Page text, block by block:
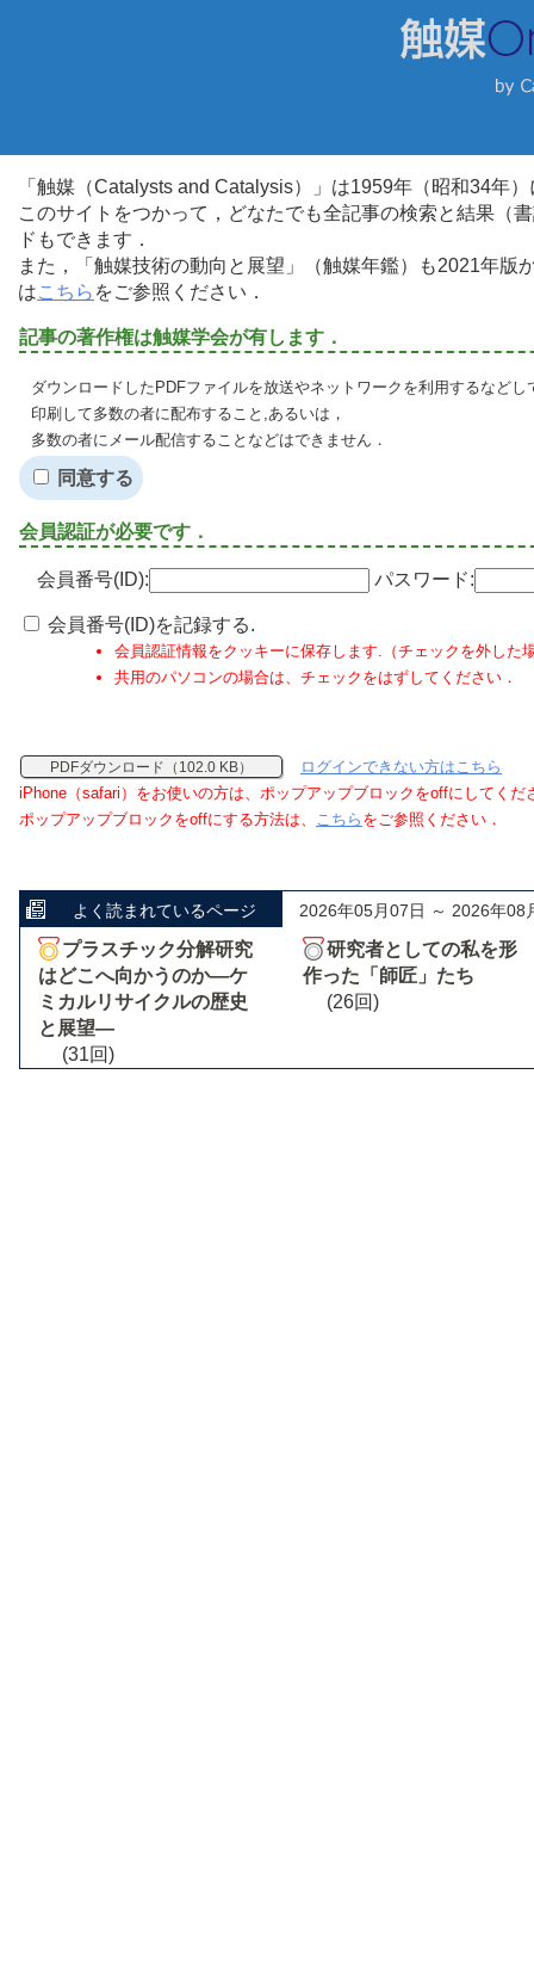
「触媒（Catalysts and Catalysis）」は1959年（昭和34年
このサイトをつかって，どなたでも全記事の検索と結果（
ドもできます．
また，「触媒技術の動向と展望」（触媒年鑑）も2021年
はこちら をご参照ください．
記事の著作権は触媒学会が有します．
ダウンロードしたPDFファイルを放送やネットワークを利用するなど
印刷して多数の者に配布すること,あるいは，
多数の者にメール配信することなどはできません．
同意する
会員認証が必要です．
会員番号(ID): パスワード:
会員番号(ID)を記録する.
会員認証情報をクッキーに保存します.（チェックを外した
共用のパソコンの場合は、チェックをはずしてください．
PDFダウンロード（102.0 KB）
ログインできない方はこちら
iPhone（safari）をお使いの方は、ポップアップブロックをoffにしてくだ
ポップアップブロックをoffにする方法は、 こちら をご参照ください．
よく読まれているページ 2026年05月07日 ～ 2026年08
プラスチック分解研究
はどこへ向かうのか―ケ
ミカルリサイクルの歴史
と展望―
(31回)
研究者としての私を形
作った「師匠」たち
(26回)